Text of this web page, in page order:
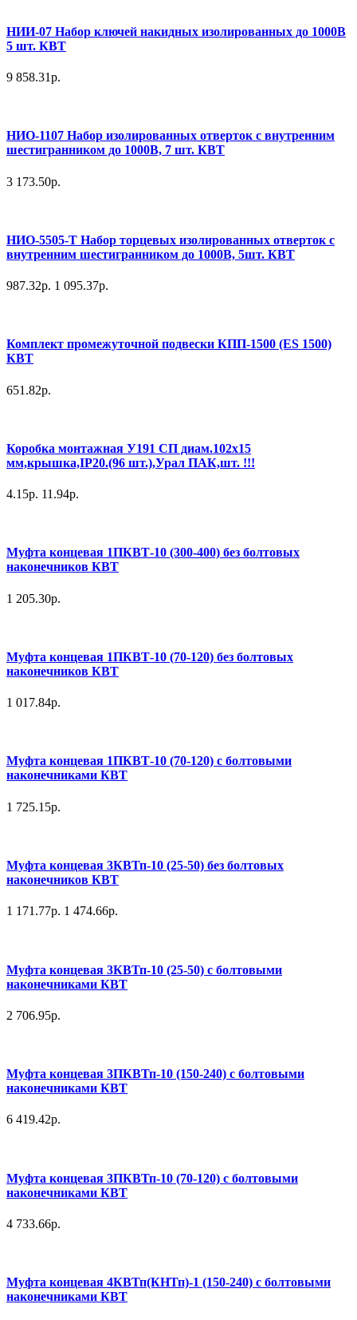
НИИ-07 Набор ключей накидных изолированных до 1000В
5 шт. КВТ
9 858.31р.
НИО-1107 Набор изолированных отверток с внутренним
шестигранником до 1000В, 7 шт. КВТ
3 173.50р.
НИО-5505-Т Набор торцевых изолированных отверток с
внутренним шестигранником до 1000В, 5шт. КВТ
987.32р. 1 095.37р.
Комплект промежуточной подвески КПП-1500 (ES 1500)
КВТ
651.82р.
Коробка монтажная У191 СП диам.102х15
мм,крышка,IP20.(96 шт.),Урал ПАК,шт. !!!
4.15р. 11.94р.
Муфта концевая 1ПКВТ-10 (300-400) без болтовых
наконечников КВТ
1 205.30р.
Муфта концевая 1ПКВТ-10 (70-120) без болтовых
наконечников КВТ
1 017.84р.
Муфта концевая 1ПКВТ-10 (70-120) с болтовыми
наконечниками КВТ
1 725.15р.
Муфта концевая 3КВТп-10 (25-50) без болтовых
наконечников КВТ
1 171.77р. 1 474.66р.
Муфта концевая 3КВТп-10 (25-50) с болтовыми
наконечниками КВТ
2 706.95р.
Муфта концевая 3ПКВТп-10 (150-240) с болтовыми
наконечниками КВТ
6 419.42р.
Муфта концевая 3ПКВТп-10 (70-120) с болтовыми
наконечниками КВТ
4 733.66р.
Муфта концевая 4КВТп(КНТп)-1 (150-240) с болтовыми
наконечниками КВТ